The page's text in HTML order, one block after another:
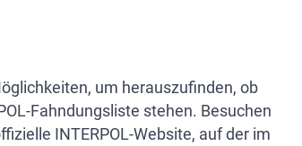
um herauszufinden, ob
Fahndungsliste stehen. Besuchen
INTERPOL-Website, auf der im